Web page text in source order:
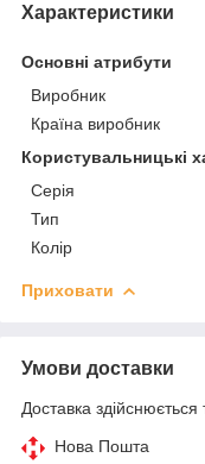
Характеристики
Основні атрибути
Виробник
Країна виробник
Користувальницькі
Серія
Тип
Колір
Приховати
Умови доставки
Доставка здійснюється
Нова Пошта